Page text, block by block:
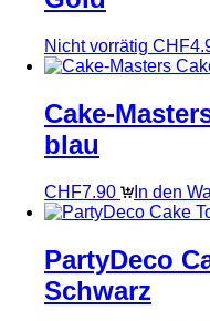
Nicht vorrätig CHF
Cake-
blau
CHF7.90 In den
PartyDeco
Schwarz